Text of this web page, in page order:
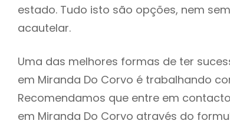
estado. Tudo isto são opções, nem
acautelar.
Uma das melhores formas de ter
em Miranda Do Corvo é trabalhando
Recomendamos que entre em
em Miranda Do Corvo através do